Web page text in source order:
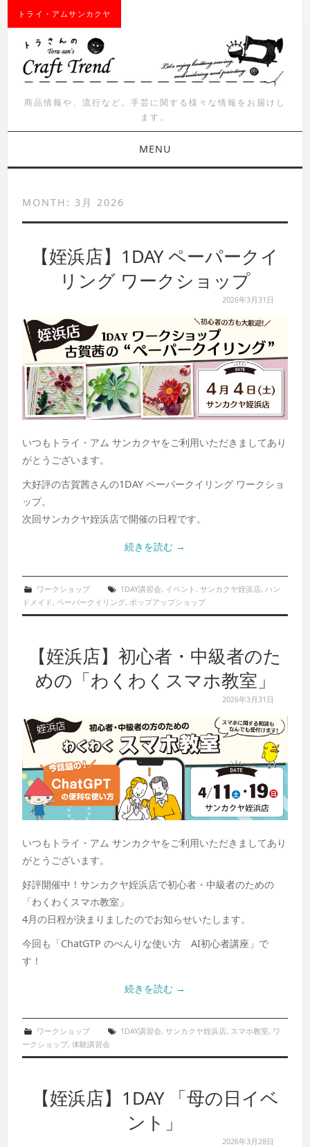
トライ・アムサンカクヤ
商品情報や、流行など。手芸に関する様々な情報をお届けし
ます。
MENU
商品紹介
イベント
ワークショップ
MONTH: 3月 2026
【姪浜店】1DAY ペーパークイ
リング ワークショップ
2026年3月31日
いつもトライ・アム サンカクヤをご利用いただきましてあり
がとうございます。
大好評の古賀茜さんの1DAY ペーパークイリング ワークショ
ップ。
次回サンカクヤ姪浜店で開催の日程です。
続きを読む →
ワークショップ 1DAY講習会, イベント , サンカクヤ姪浜店,ハン
ドメイド,ペーパークイリング,ポップアップショップ
【姪浜店】初心者・中級者のた
めの「わくわくスマホ教室」
2026年3月31日
いつもトライ・アム サンカクヤをご利用いただきましてあり
がとうございます。
好評開催中！サンカクヤ姪浜店で初心者・中級者のための
「わくわくスマホ教室」
4月の日程が決まりましたのでお知らせいたします。
今回も「ChatGTP のべんりな使い方 AI初心者講座」で
す！
続きを読む →
ワークショップ 1DAY講習会, サンカクヤ姪浜店, スマホ教室, ワ
ークショップ,体験講習会
【姪浜店】1DAY 「母の日イベ
ント」
2026年3月28日